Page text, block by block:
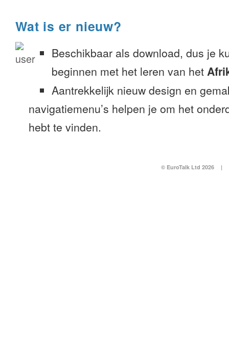
Wat is er nieuw?
Beschikbaar als download, dus je
beginnen met het leren van het
Aantrekkelijk nieuw design en
navigatiemenu’s helpen je om het
hebt te vinden.
© EuroTalk Ltd 2026 |